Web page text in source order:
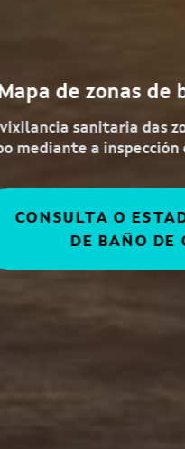
Atopa aquí as